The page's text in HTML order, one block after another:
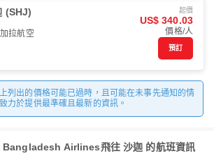
(SHJ)
拉航空
起價
US$ 340.03
價格/人
預訂
列出的價格可能已過時，且可能在未事先通知的情
力於提供最準確且最新的資訊。
Bangladesh Airlines飛往 沙迦 的航班資訊